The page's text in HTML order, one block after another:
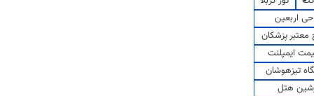
اربعین
پزشکان
ایمپلنت
تیزهوشان
هتل